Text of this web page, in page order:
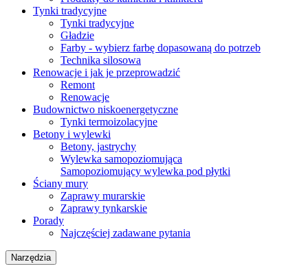
Tynki tradycyjne
Tynki tradycyjne
Gładzie
Farby - wybierz farbę dopasowaną do potrzeb
Technika silosowa
Renowacje i jak je przeprowadzić
Remont
Renowacje
Budownictwo niskoenergetyczne
Tynki termoizolacyjne
Betony i wylewki
Betony, jastrychy
Wylewka samopoziomująca
Samopoziomujący wylewka pod płytki
Ściany mury
Zaprawy murarskie
Zaprawy tynkarskie
Porady
Najczęściej zadawane pytania
Narzędzia